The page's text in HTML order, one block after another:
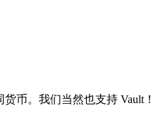
币。我们当然也支持 Vault！